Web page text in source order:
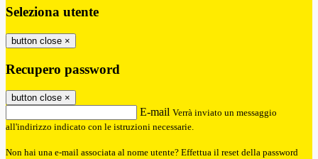
Seleziona utente
button close ×
Recupero password
button close ×
E-mail Verrà inviato un messaggio
all'indirizzo indicato con le istruzioni necessarie.
Non hai una e-mail associata al nome utente? Effettua il reset della password